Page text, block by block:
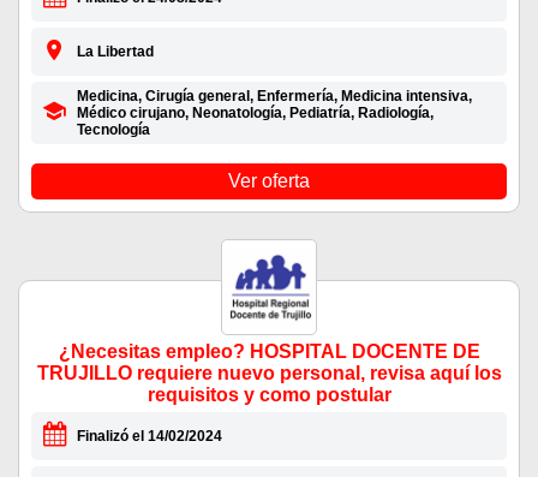
La Libertad
Medicina, Cirugía general, Enfermería, Medicina intensiva,
Médico cirujano, Neonatología, Pediatría, Radiología,
Tecnología
Ver oferta
¿Necesitas empleo? HOSPITAL DOCENTE DE
TRUJILLO requiere nuevo personal, revisa aquí los
requisitos y como postular
Finalizó el 14/02/2024